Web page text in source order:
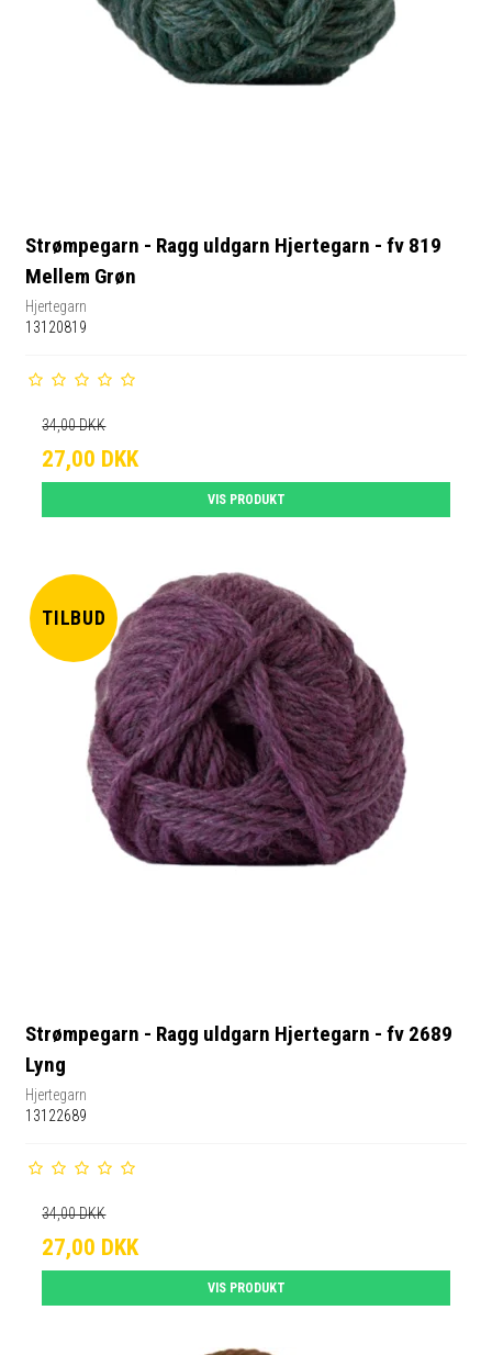
Strømpegarn - Ragg uldgarn Hjertegarn - fv 819
Mellem Grøn
Hjertegarn
13120819
34,00 DKK
27,00 DKK
VIS PRODUKT
TILBUD
Strømpegarn - Ragg uldgarn Hjertegarn - fv 2689
Lyng
Hjertegarn
13122689
34,00 DKK
27,00 DKK
VIS PRODUKT